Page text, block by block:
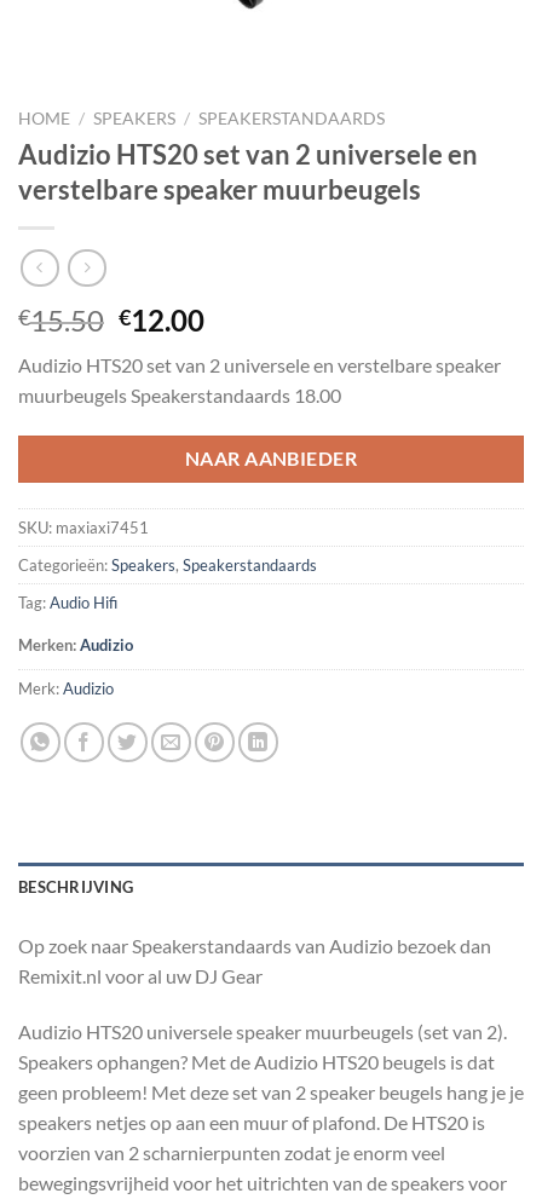
HOME / SPEAKERS / SPEAKERSTANDAARDS
Audizio HTS20 set van 2 universele en
verstelbare speaker muurbeugels
€15.50 Oorspronkelijke
was:
€15.50.
€12.00Huidige
is:
€12.00.
Audizio HTS20 set van 2 universele en verstelbare speaker
muurbeugels Speakerstandaards 18.00
NAAR AANBIEDER
SKU: maxiaxi7451
Categorieën:Speakers, Speakerstandaards
Tag:Audio Hifi
Merken:Audizio
Merk:Audizio
BESCHRIJVING
Op zoek naar Speakerstandaards van Audizio bezoek dan
Remixit.nl voor al uw DJ Gear
Audizio HTS20 universele speaker muurbeugels (set van 2).
Speakers ophangen? Met de Audizio HTS20 beugels is dat
geen probleem! Met deze set van 2 speaker beugels hang je je
speakers netjes op aan een muur of plafond. De HTS20 is
voorzien van 2 scharnierpunten zodat je enorm veel
bewegingsvrijheid voor het uitrichten van de speakers voor